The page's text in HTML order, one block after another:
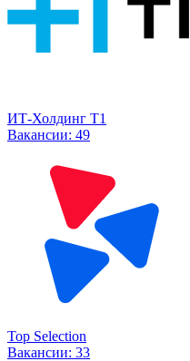
ИТ-Холдинг Т1
Вакансии: 49
Top Selection
Вакансии: 33